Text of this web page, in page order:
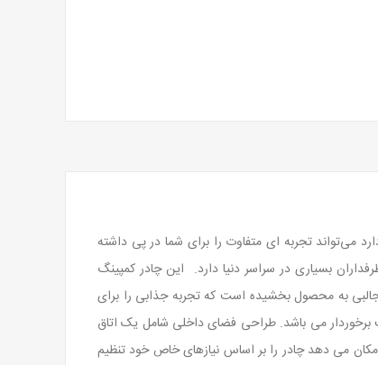
می‌تواند تجربه ای متفاوت را برای شما در پی داشته
بسیاری در سراسر دنیا دارد. این چادر کمپینگ
به محصول بخشیده است که تجربه جذابی را برای
برخوردار می باشد. طراحی فضای داخلی شامل یک اتاق
می دهد چادر را بر اساس نیازهای خاص خود تنظیم